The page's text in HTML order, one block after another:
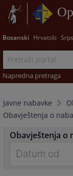
Bosanski Hrvatski
Napredna pretraga
Javne nabavke
Obavještenja o
Obavještenja o